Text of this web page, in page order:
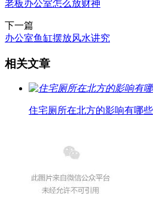
老板办公室怎么放财神
下一篇
办公室鱼缸摆放风水讲究
相关文章
住宅厕所在北方的影响有哪